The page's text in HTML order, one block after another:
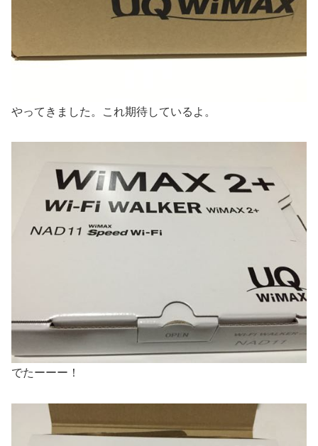
やってきました。これ期待しているよ。
でたーーー！